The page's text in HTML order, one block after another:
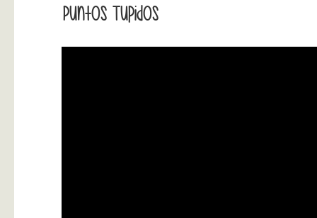
Puntos Tupidos